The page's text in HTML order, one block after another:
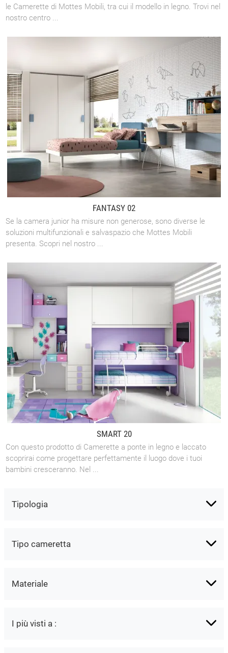
Tipologia
Tipo cameretta
Materiale
I più visti a :
le Camerette di Mottes Mobili, tra cui il modello in legno. Trovi nel
nostro centro ...
FANTASY 02
Se la camera junior ha misure non generose, sono diverse le
soluzioni multifunzionali e salvaspazio che Mottes Mobili
presenta. Scopri nel nostro ...
SMART 20
Con questo prodotto di Camerette a ponte in legno e laccato
scoprirai come progettare perfettamente il luogo dove i tuoi
bambini cresceranno. Nel ...